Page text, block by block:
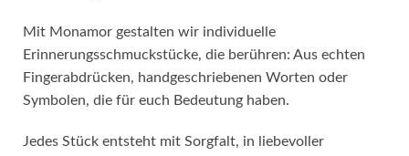
Mit Monamor gestalten wir individuelle
Erinnerungsschmuckstücke, die berühren: Aus echten
Fingerabdrücken, handgeschriebenen Worten oder
Symbolen, die für euch Bedeutung haben.
Jedes Stück entsteht mit Sorgfalt, in liebevoller